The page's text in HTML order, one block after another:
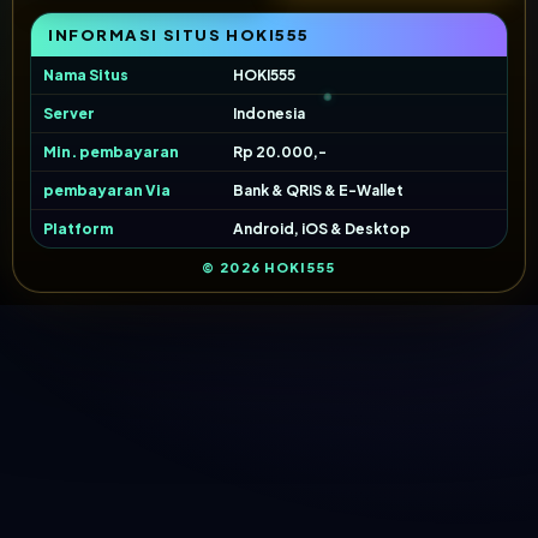
INFORMASI SITUS HOKI555
Nama Situs HOKI555
Server Indonesia
Min. pembayaran Rp 20.000,-
pembayaran Via Bank & QRIS & E-Wallet
Platform Android, iOS & Desktop
© 2026 HOKI555